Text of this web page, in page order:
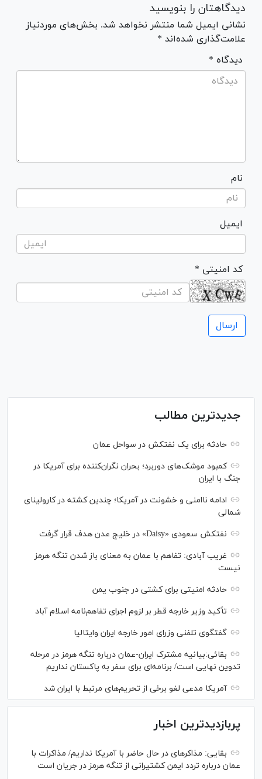
دیدگاهتان را بنویسید
نشانی ایمیل شما منتشر نخواهد شد. بخش‌های موردنیاز
علامت‌گذاری شده‌اند *
* دیدگاه
نام
ایمیل
* کد امنیتی
جدیدترین مطالب
حادثه برای یک نفتکش در سواحل عمان
کمبود موشک‌های دوربرد؛ بحران نگران‌کننده برای آمریکا در
جنگ با ایران
ادامه ناامنی و خشونت در آمریکا؛ چندین کشته در کارولینای
شمالی
نفتکش سعودی «Daisy» در خلیج عدن هدف قرار گرفت
غریب آبادی: تفاهم با عمان به معنای باز شدن تنگه هرمز
نیست
حادثه امنیتی برای کشتی در جنوب یمن
تأکید وزیر خارجه قطر بر لزوم اجرای تفاهم‌نامه اسلام آباد
گفتگوی تلفنی وزرای امور خارجه ایران وایتالیا
بقائی:بیانیه مشترک ایران-عمان درباره تنگه هرمز در مرحله
تدوین نهایی است/ برنامه‌ای برای سفر به پاکستان نداریم
آمریکا مدعی لغو برخی از تحریم‌های مرتبط با ایران شد
پربازدیدترین اخبار
بقایی: مذاکره‎ای در حال حاضر با آمریکا نداریم/ مذاکرات با
عمان درباره تردد ایمن کشتیرانی از تنگه هرمز در جریان است